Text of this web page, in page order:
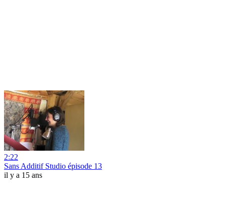
2:22
Sans Additif Studio épisode 13
il y a 15 ans